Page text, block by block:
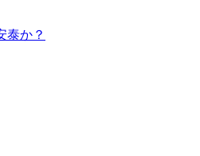
泰か？